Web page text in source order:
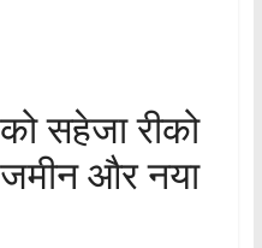
सहेजा रीको
जमीन और नया